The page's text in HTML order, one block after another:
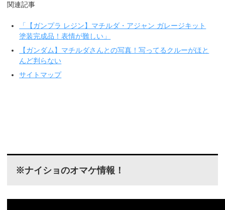
関連記事
「【ガンプラ レジン】マチルダ・アジャン ガレージキット
塗装完成品！表情が難しい」
【ガンダム】マチルダさんとの写真！写ってるクルーがほと
んど判らない
サイトマップ
※ナイショのオマケ情報！